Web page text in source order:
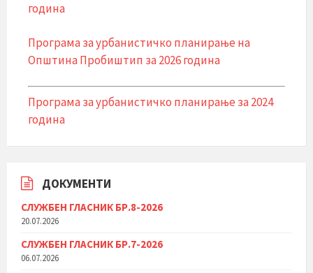
година
Програма за урбанистичко планирање на
Општина Пробиштип за 2026 година
Програма за урбанистичко планирање за 2024
година
ДОКУМЕНТИ
СЛУЖБЕН ГЛАСНИК БР.8-2026
20.07.2026
СЛУЖБЕН ГЛАСНИК БР.7-2026
06.07.2026